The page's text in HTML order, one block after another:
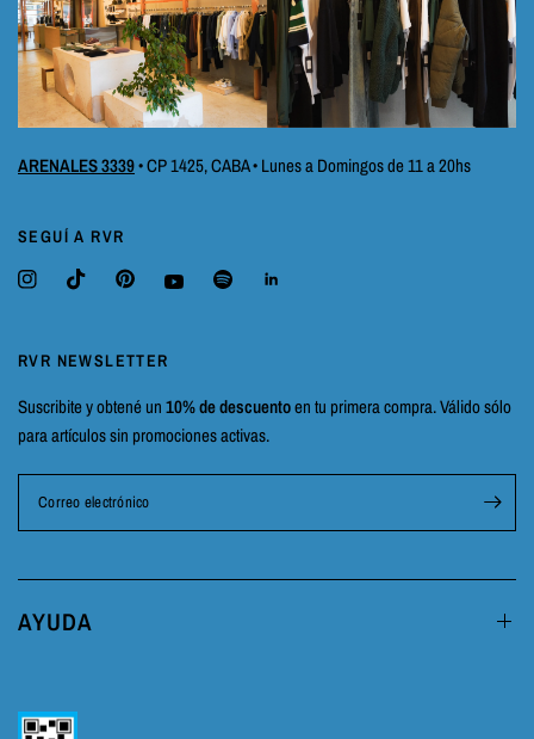
ARENALES 3339• CP 1425, CABA • Lunes a Domingos de 11 a 20hs
SEGUÍ A RVR
RVR NEWSLETTER
Suscribite y obtené un10% de descuentoen tu primera compra. Válido sólo
para artículos sin promociones activas.
Correo electrónico
AYUDA